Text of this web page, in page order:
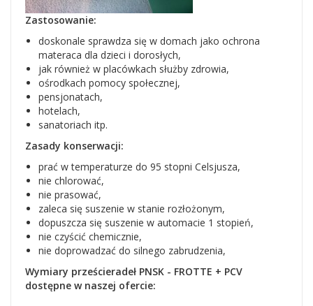
Zastosowanie:
doskonale sprawdza się w domach jako ochrona
materaca dla dzieci i dorosłych,
jak również w placówkach służby zdrowia,
ośrodkach pomocy społecznej,
pensjonatach,
hotelach,
sanatoriach itp.
Zasady konserwacji:
prać w temperaturze do 95 stopni Celsjusza,
nie chlorować,
nie prasować,
zaleca się suszenie w stanie rozłożonym,
dopuszcza się suszenie w automacie 1 stopień,
nie czyścić chemicznie,
nie doprowadzać do silnego zabrudzenia,
Wymiary prześcieradeł PNSK - FROTTE + PCV
dostępne w naszej ofercie: